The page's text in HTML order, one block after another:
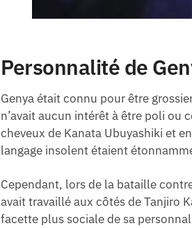
Personnalité de
Genya était connu pour être
n’avait aucun intérêt à être poli ou
cheveux de Kanata Ubuyashiki et
langage insolent étaient
Cependant, lors de la bataille
avait travaillé aux côtés de Tanjiro
facette plus sociale de sa